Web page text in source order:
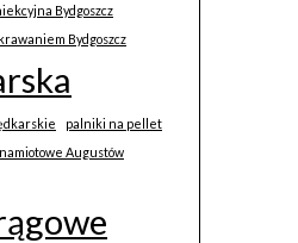
Bydgoszcz
Bydgoszcz
palniki na pellet
Augustów